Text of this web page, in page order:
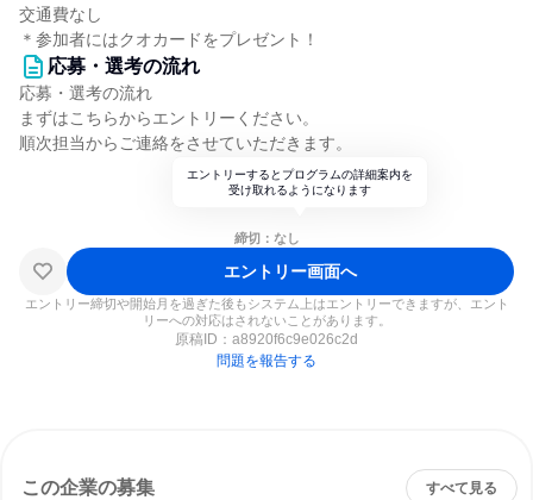
交通費なし
＊参加者にはクオカードをプレゼント！
応募・選考の流れ
応募・選考の流れ
まずはこちらからエントリーください。
順次担当からご連絡をさせていただきます。
エントリーするとプログラムの詳細案内を
受け取れるようになります
締切：なし
エントリー画面へ
エントリー締切や開始月を過ぎた後もシステム上はエントリーできますが、エント
リーへの対応はされないことがあります。
原稿ID： a8920f6c9e026c2d
問題を報告する
この企業の募集 すべて見る